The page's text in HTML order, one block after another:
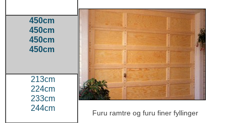
450cm
450cm
450cm
450cm
213cm
224cm
233cm
244cm
Furu ramtre og furu finer fyllinger